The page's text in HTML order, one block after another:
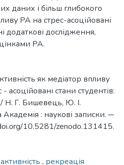
даних і більш глибокого
РА на стрес-асоційовані
додаткові дослідження,
РА.
як медіатор впливу
асоційовані стани студентів:
/ Н. Г. Бишевець, Ю. І.
: наукові записки. ─
10.5281/zenodo.131415.
, рекреація